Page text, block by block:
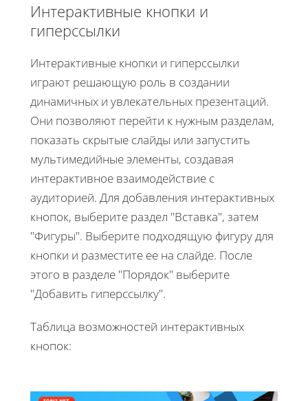
Интерактивные кнопки и
гиперссылки
Интерактивные кнопки и гиперссылки
играют решающую роль в создании
динамичных и увлекательных презентаций.
Они позволяют перейти к нужным разделам,
показать скрытые слайды или запустить
мультимедийные элементы, создавая
интерактивное взаимодействие с
аудиторией. Для добавления интерактивных
кнопок, выберите раздел "Вставка", затем
"Фигуры". Выберите подходящую фигуру для
кнопки и разместите ее на слайде. После
этого в разделе "Порядок" выберите
"Добавить гиперссылку".
Таблица возможностей интерактивных
кнопок: